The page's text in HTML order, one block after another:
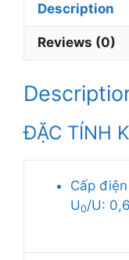
Description
Reviews (0)
ĐẶC TÍNH
Cấp
U0/U: